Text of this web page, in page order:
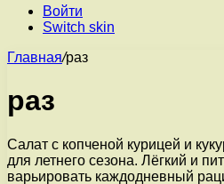
Войти
Switch skin
Главная/раз
раз
Салат с копченой курицей и
для летнего сезона. Лёгкий и
варьировать каждодневный